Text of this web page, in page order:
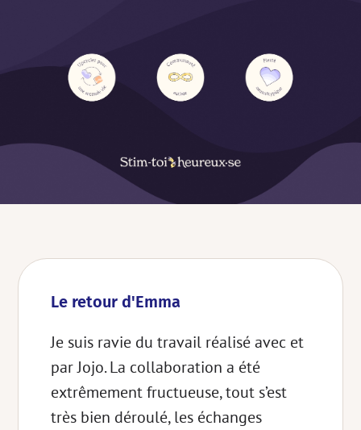
Le retour d'Emma
Je suis ravie du travail réalisé avec et
par Jojo. La collaboration a été
extrêmement fructueuse, tout s’est
très bien déroulé, les échanges